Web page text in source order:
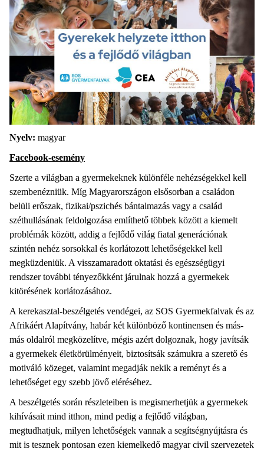
Nyelv: magyar
Facebook-esemény
Szerte a világban a gyermekeknek különféle nehézségekkel kell
szembenézniük. Míg Magyarországon elsősorban a családon
belüli erőszak, fizikai/pszichés bántalmazás vagy a család
széthullásának feldolgozása említhető többek között a kiemelt
problémák között, addig a fejlődő világ fiatal generációnak
szintén nehéz sorsokkal és korlátozott lehetőségekkel kell
megküzdeniük. A visszamaradott oktatási és egészségügyi
rendszer további tényezőkként járulnak hozzá a gyermekek
kitörésének korlátozásához.
A kerekasztal-beszélgetés vendégei, az SOS Gyermekfalvak és az
Afrikáért Alapítvány, habár két különböző kontinensen és más-
más oldalról megközelítve, mégis azért dolgoznak, hogy javítsák
a gyermekek életkörülményeit, biztosítsák számukra a szerető és
motiváló közeget, valamint megadják nekik a reményt és a
lehetőséget egy szebb jövő eléréséhez.
A beszélgetés során részleteiben is megismerhetjük a gyermekek
kihívásait mind itthon, mind pedig a fejlődő világban,
megtudhatjuk, milyen lehetőségek vannak a segítségnyújtásra és
mit is tesznek pontosan ezen kiemelkedő magyar civil szervezetek